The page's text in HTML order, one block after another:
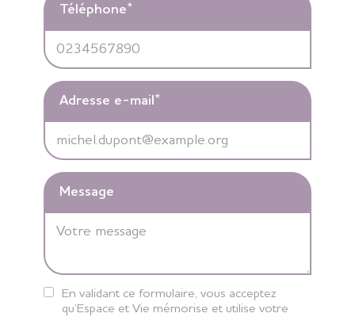
Téléphone*
Adresse e-mail *
Message
En validant ce formulaire, vous acceptez
qu’Espace et Vie mémorise et utilise votre